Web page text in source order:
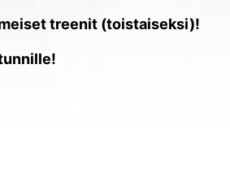
treenit (toistaiseksi)!